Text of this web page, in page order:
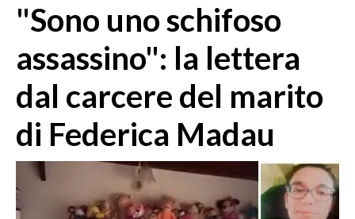
SASSARI E PROVINCIA
GALLURA
OGLIASTRA
AGENDA
CRONACA
ITALIA
MONDO
"Sono uno schifoso
assassino": la lettera
dal carcere del marito
di Federica Madau